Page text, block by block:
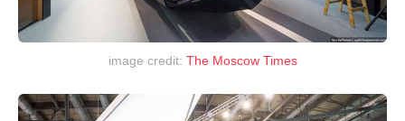
image credit: The Moscow Times